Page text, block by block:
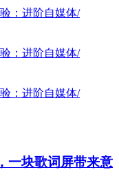
一块歌词屏带来意